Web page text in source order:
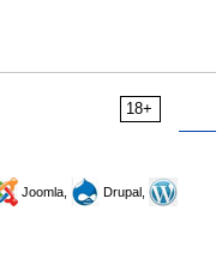
18+
Joomla,
Drupal,